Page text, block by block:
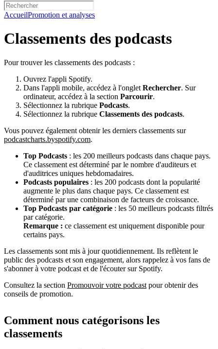
AccueilPromotion et analyses
Classements des podcasts
Pour trouver les classements des podcasts :
Ouvrez l'appli Spotify.
Dans l'appli mobile, accédez à l'onglet Rechercher. Sur
ordinateur, accédez à la section Parcourir.
Sélectionnez la rubrique Podcasts.
Sélectionnez la rubrique Classements des podcasts.
Vous pouvez également obtenir les derniers classements sur
podcastcharts.byspotify.com.
Top Podcasts : les 200 meilleurs podcasts dans chaque pays.
Ce classement est déterminé par le nombre d'auditeurs et
d'auditrices uniques hebdomadaires.
Podcasts populaires : les 200 podcasts dont la popularité
augmente le plus dans chaque pays. Ce classement est
déterminé par une combinaison de facteurs de croissance.
Top Podcasts par catégorie : les 50 meilleurs podcasts filtrés
par catégorie.
Remarque : ce classement est uniquement disponible pour
certains pays.
Les classements sont mis à jour quotidiennement. Ils reflètent le
public des podcasts et son engagement, alors rappelez à vos fans de
s'abonner à votre podcast et de l'écouter sur Spotify.
Consultez la section Promouvoir votre podcast pour obtenir des
conseils de promotion.
Comment nous catégorisons les
classements